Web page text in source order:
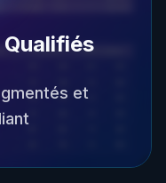
et